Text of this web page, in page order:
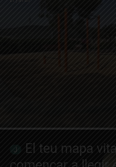
El teu mapa